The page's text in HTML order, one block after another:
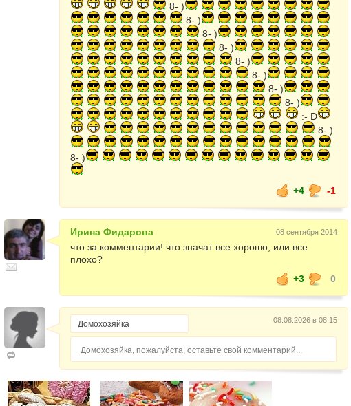
:- D
:- D
:- D
:- D
:- D
:- D
:- D
:- D
:- D
:- D
:- D
8- )
8- )
8- )
8- )
8- )
8- )
8- )
8- )
8- )
:- D
8- )
8- )
+4 -1
Ирина Фидарова 08 сентября 2014
что за комментарии! что значат все хорошо, или все
плохо?
+3
0
08.08.2026 в 08:15
Домохозяйка, пожалуйста, оставьте свой комментарий...